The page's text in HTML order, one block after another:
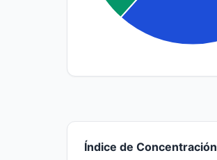
Índice de Concentración